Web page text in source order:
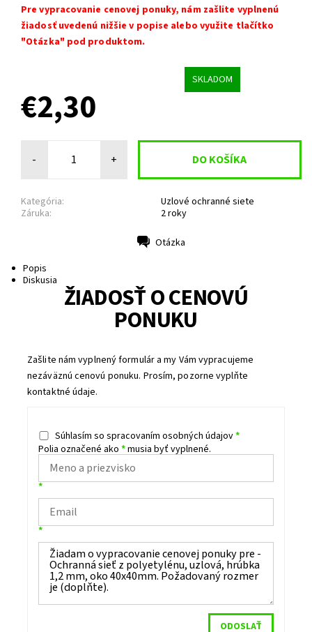
Pre vypracovanie cenovej ponuky, nám zašlite vyplnenú
žiadosť uvedenú nižšie v popise alebo využite tlačítko
"Otázka" pod produktom.
SKLADOM
€2,30
- +
Kategória:
Uzlové ochranné siete
Záruka:
2 roky
Otázka
Popis
Diskusia
ŽIADOSŤ O CENOVÚ
PONUKU
Zašlite nám vyplnený formulár a my Vám vypracujeme
nezáväznú cenovú ponuku. Prosím, pozorne vyplňte
kontaktné údaje.
Súhlasím so spracovaním osobných údajov*
Polia označené ako *musia byť vyplnené.
*
*